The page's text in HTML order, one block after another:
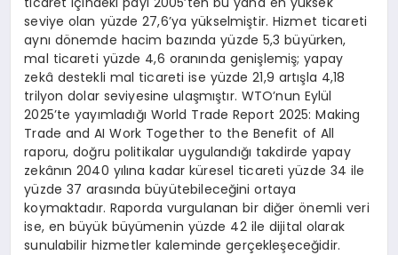
seviye olan yüzde 27,6’ya yükselmiştir. Hizmet ticareti
aynı dönemde hacim bazında yüzde 5,3 büyürken,
mal ticareti yüzde 4,6 oranında genişlemiş; yapay
zekâ destekli mal ticareti ise yüzde 21,9 artışla 4,18
trilyon dolar seviyesine ulaşmıştır. WTO’nun Eylül
2025’te yayımladığı World Trade Report 2025: Making
Trade and AI Work Together to the Benefit of All
raporu, doğru politikalar uygulandığı takdirde yapay
zekânın 2040 yılına kadar küresel ticareti yüzde 34 ile
yüzde 37 arasında büyütebileceğini ortaya
koymaktadır. Raporda vurgulanan bir diğer önemli veri
ise, en büyük büyümenin yüzde 42 ile dijital olarak
sunulabilir hizmetler kaleminde gerçekleşeceğidir.